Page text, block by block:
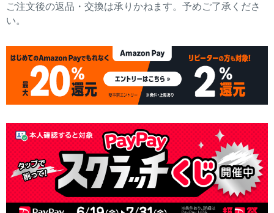
ご注文後の返品・交換は承りかねます。予めご了承くださ
い。